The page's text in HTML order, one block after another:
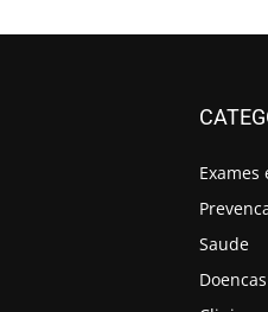
Exames
Saude